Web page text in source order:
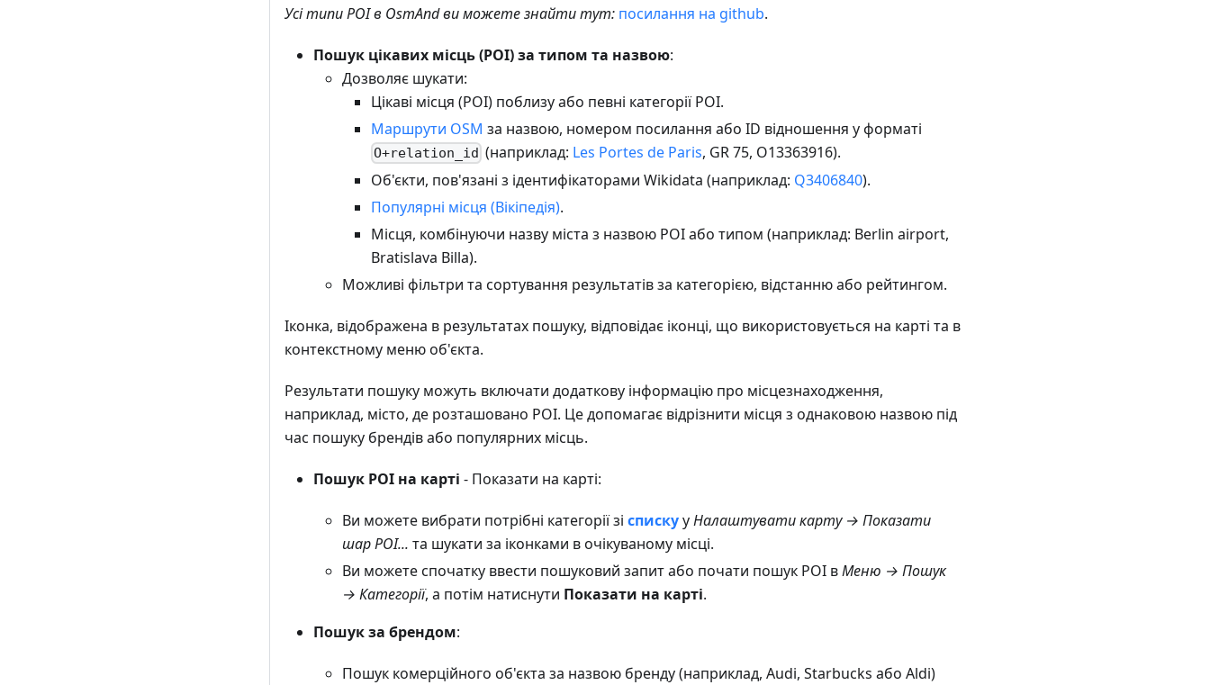
Усі типи POI в OsmAnd ви можете знайти тут: посилання на github.
Пошук цікавих місць (POI) за типом та назвою:
Дозволяє шукати:
Цікаві місця (POI) поблизу або певні категорії POI.
Маршрути OSM за назвою, номером посилання або ID відношення у форматі
O+relation_id (наприклад: Les Portes de Paris, GR 75, O13363916).
Об'єкти, пов'язані з ідентифікаторами Wikidata (наприклад: Q3406840).
Популярні місця (Вікіпедія).
Місця, комбінуючи назву міста з назвою POI або типом (наприклад: Berlin airport,
Bratislava Billa).
Можливі фільтри та сортування результатів за категорією, відстанню або рейтингом.
Іконка, відображена в результатах пошуку, відповідає іконці, що використовується на карті та в
контекстному меню об'єкта.
Результати пошуку можуть включати додаткову інформацію про місцезнаходження,
наприклад, місто, де розташовано POI. Це допомагає відрізнити місця з однаковою назвою під
час пошуку брендів або популярних місць.
Пошук POI на карті - Показати на карті:
Ви можете вибрати потрібні категорії зі спискууНалаштувати карту → Показати
шар POI... та шукати за іконками в очікуваному місці.
Ви можете спочатку ввести пошуковий запит або почати пошук POI вМеню → Пошук
→ Категорії, а потім натиснути Показати на карті.
Пошук за брендом:
Пошук комерційного об'єкта за назвою бренду (наприклад, Audi, Starbucks або Aldi)